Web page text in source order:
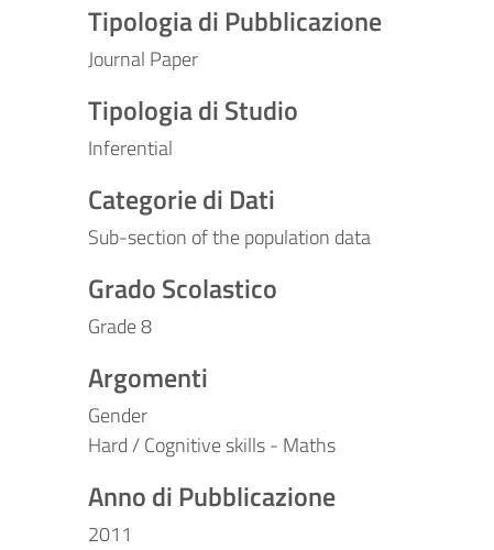
Tipologia di Pubblicazione
Journal Paper
Tipologia di Studio
Inferential
Categorie di Dati
Sub-section of the population data
Grado Scolastico
Grade 8
Argomenti
Gender
Hard / Cognitive skills - Maths
Anno di Pubblicazione
2011